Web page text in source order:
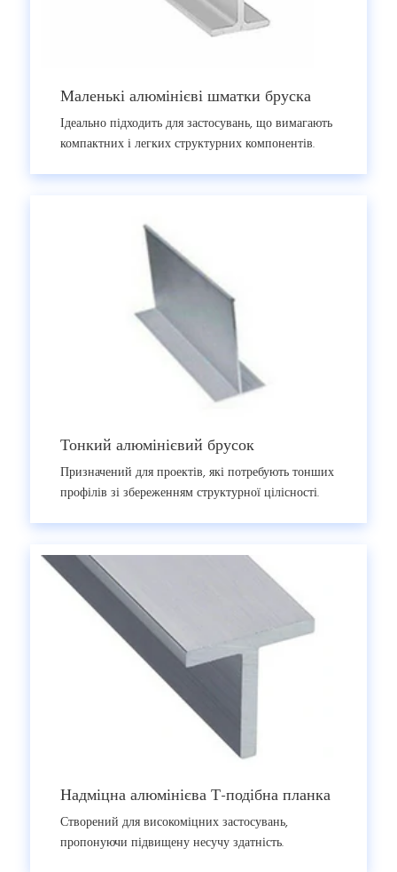
Маленькі алюмінієві шматки бруска
Ідеально підходить для застосувань, що вимагають
компактних і легких структурних компонентів.
Тонкий алюмінієвий брусок
Призначений для проектів, які потребують тонших
профілів зі збереженням структурної цілісності.
Надміцна алюмінієва Т-подібна планка
Створений для високоміцних застосувань,
пропонуючи підвищену несучу здатність.